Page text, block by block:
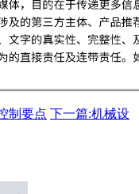
制要点 下一篇:机械设